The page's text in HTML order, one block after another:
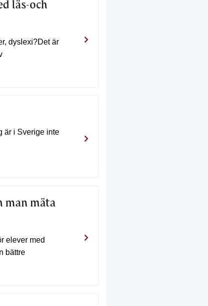
läs-och
dyslexi?Det är
är i Sverige inte
man mäta
elever med
bättre